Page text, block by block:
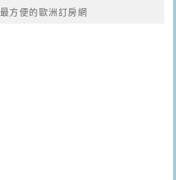
最方便的歐洲訂房網